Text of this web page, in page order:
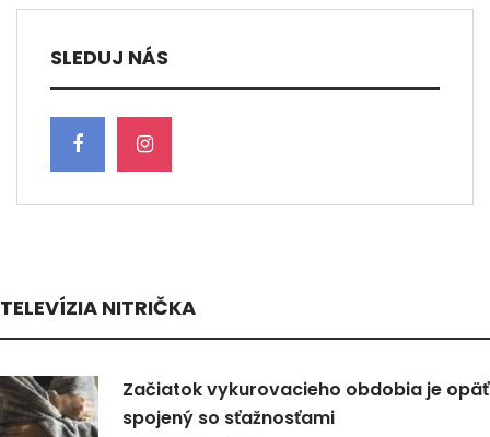
SLEDUJ NÁS
TELEVÍZIA NITRIČKA
Začiatok vykurovacieho obdobia je opäť
spojený so sťažnosťami